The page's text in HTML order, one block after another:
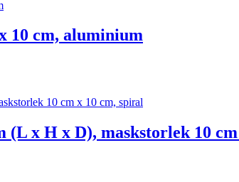
10 cm, aluminium
(L x H x D), maskstorlek 10